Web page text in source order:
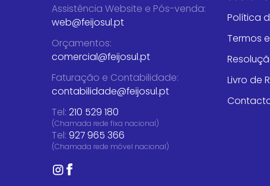
Assistência Website e Pós-venda:
web@feijosul.pt
Orçamentos:
comercial@feijosul.pt
Faturação e Contabilidade:
contabilidade@feijosul.pt
Tel: 210 529 180
(Chamada rede fixa nacional)
Tel: 927 965 366
(Chamada rede móvel nacional)
Política
Termos
Livro de